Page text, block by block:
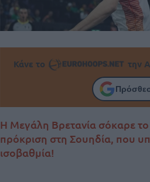
Κάνε το την
Η Μεγάλη Βρετανία σόκαρε
πρόκριση στη Σουηδία, που
ισοβαθμία!